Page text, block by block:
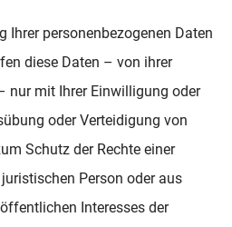
Ihrer personenbezogenen Daten
diese Daten – von ihrer
nur mit Ihrer Einwilligung oder
oder Verteidigung von
Schutz der Rechte einer
Person oder aus
Interesses der